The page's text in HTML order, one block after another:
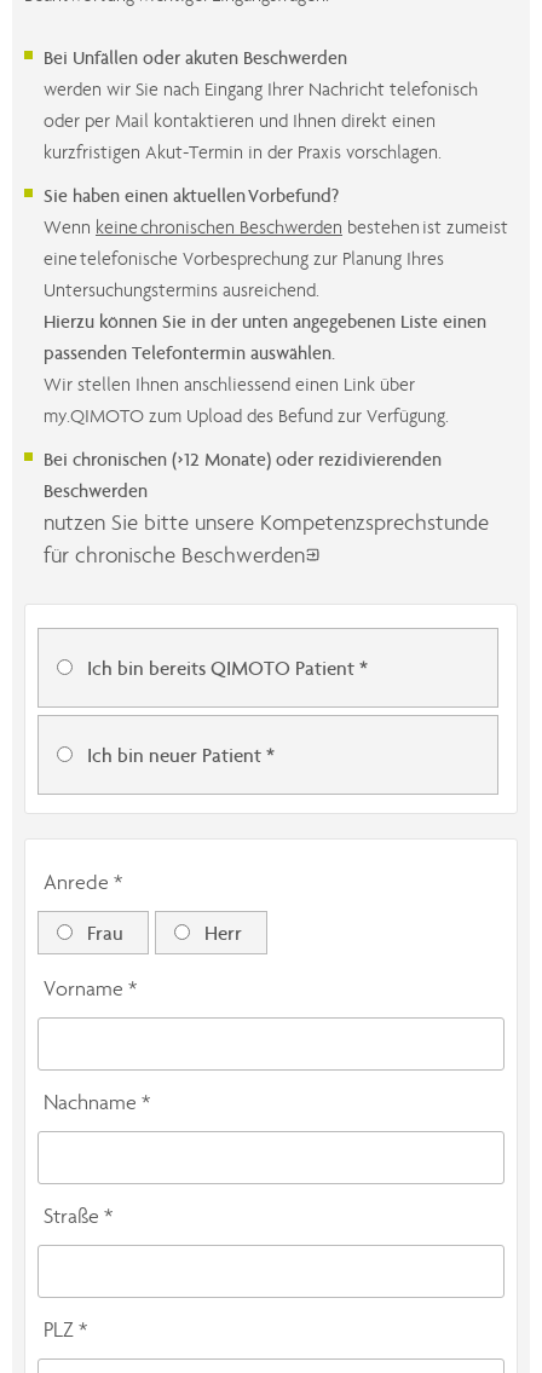
Bei Unfällen oder akuten Beschwerden
werden wir Sie nach Eingang Ihrer Nachricht telefonisch
oder per Mail kontaktieren und Ihnen direkt einen
kurzfristigen Akut-Termin in der Praxis vorschlagen.
Sie haben einen aktuellen Vorbefund?
Wenn keine chronischen Beschwerden bestehen ist zumeist
eine telefonische Vorbesprechung zur Planung Ihres
Untersuchungstermins ausreichend.
Hierzu können Sie in der unten angegebenen Liste einen
passenden Telefontermin auswählen.
Wir stellen Ihnen anschliessend einen Link über
my.QIMOTO zum Upload des Befund zur Verfügung.
Bei chronischen (>12 Monate) oder rezidivierenden
Beschwerden
nutzen Sie bitte unsere Kompetenzsprechstunde
für chronische Beschwerden
Ich bin bereits QIMOTO Patient *
Ich bin neuer Patient *
Anrede *
Frau Herr
Vorname *
Nachname *
Straße *
PLZ *